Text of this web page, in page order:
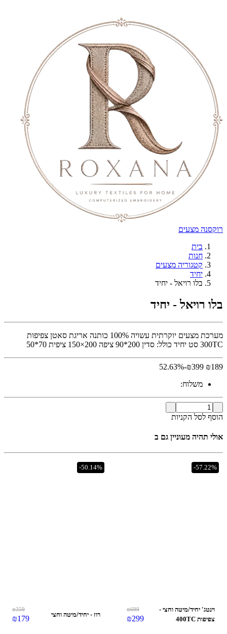
רוקסנה מצעים
בית
חנות
קטגוריה מצעים
יחיד
בלו רויאל - יחיד
בלו רויאל - יחיד
מערכת מצעים יוקרתית עשויה 100% כותנה אריגת סאטן צפיפות
300TC סט יחיד כולל: סדין 200*90 ציפה 200×150 ציפית 70*50
₪189
₪399
-52.63%
משלוח:
הוסף לסל הקניות
אולי תהיה מעוניין גם ב
-57.22%
וינטג' יחיד/מיטה וחצי -
צפיפות 400TC
₪699
₪299
-50.14%
רוז - יחיד/מיטה וחצי
₪359
₪179